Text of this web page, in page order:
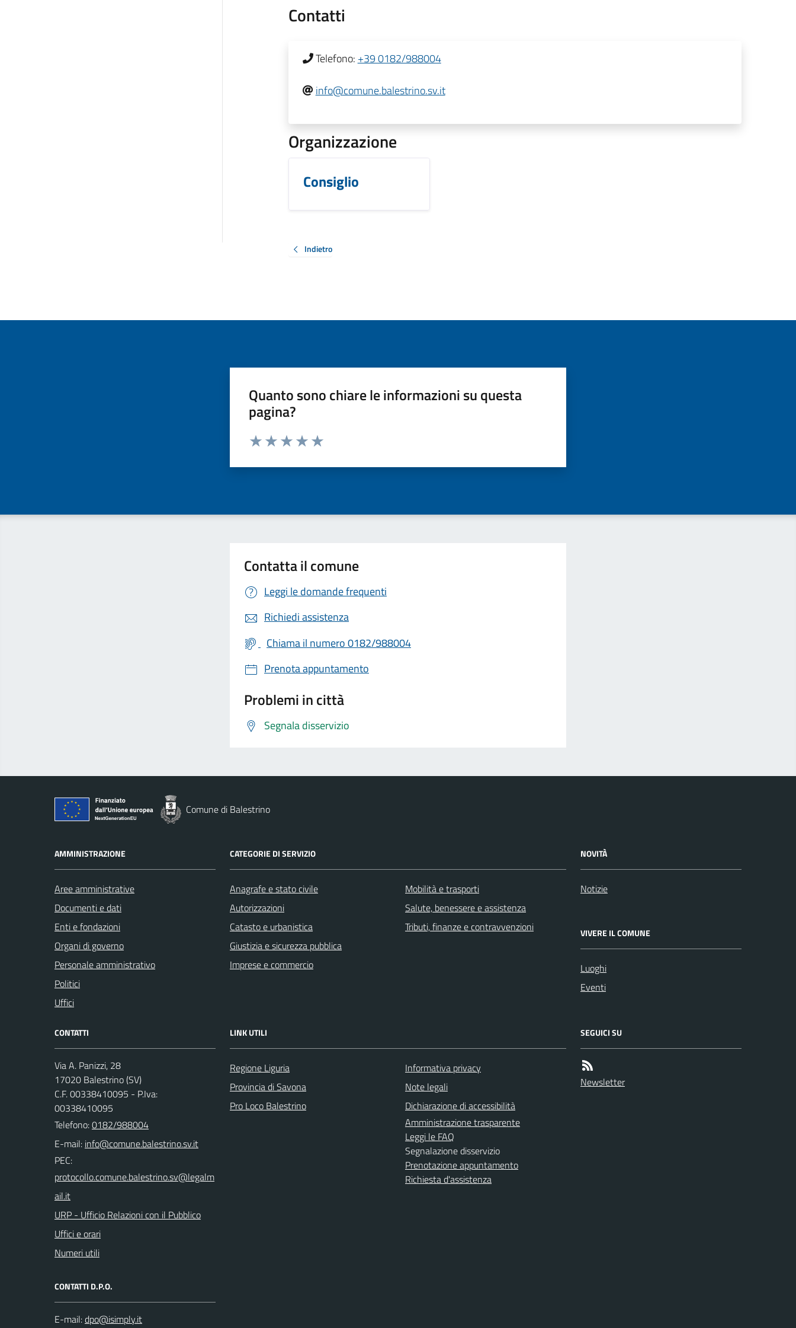
Contatti
Telefono: +39 0182/988004
info@comune.balestrino.sv.it
Organizzazione
Consiglio
Indietro
Quanto sono chiare le informazioni su questa
pagina?
Valuta da 1 a 5 stelle la pagina
Contatta il comune
Leggi le domande frequenti
Richiedi assistenza
Chiama il numero 0182/988004
Prenota appuntamento
Problemi in città
Segnala disservizio
Comune di Balestrino
AMMINISTRAZIONE
Aree amministrative
Documenti e dati
Enti e fondazioni
Organi di governo
Personale amministrativo
Politici
Uffici
CATEGORIE DI SERVIZIO
Anagrafe e stato civile
Autorizzazioni
Catasto e urbanistica
Giustizia e sicurezza pubblica
Imprese e commercio
Mobilità e trasporti
Salute, benessere e assistenza
Tributi, finanze e contravvenzioni
NOVITÀ
Notizie
VIVERE IL COMUNE
Luoghi
Eventi
CONTATTI
Via A. Panizzi, 28
17020 Balestrino (SV)
C.F. 00338410095 - P.Iva:
00338410095
Telefono:0182/988004
E-mail:
PEC:
URP - Ufficio Relazioni con il Pubblico
Uffici e orari
Numeri utili
CONTATTI D.P.O.
E-mail:
LINK UTILI
Regione Liguria
Provincia di Savona
Pro Loco Balestrino
Informativa privacy
Note legali
Dichiarazione di accessibilità
Amministrazione trasparente
Leggi le FAQ
Segnalazione disservizio
Prenotazione appuntamento
Richiesta d'assistenza
SEGUICI SU
Newsletter